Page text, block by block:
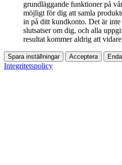
grundläggande funktioner på
möjligt för dig att samla
in på ditt kundkonto. Det är
slutsatser om dig, och alla
resultat kommer aldrig att
Spara inställningar Acceptera
Integritetspolicy